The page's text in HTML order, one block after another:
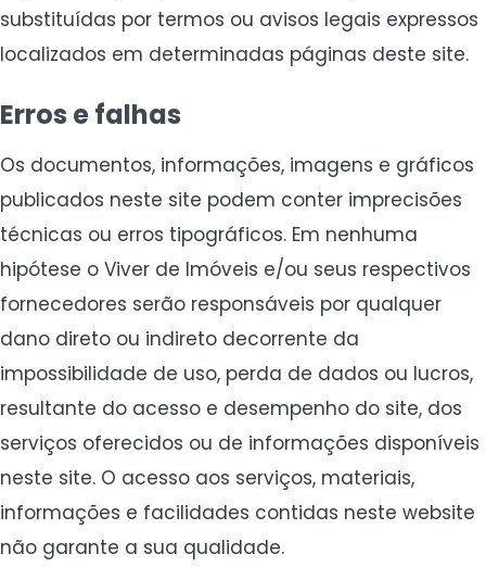
substituídas por termos ou avisos legais expressos
localizados em determinadas páginas deste site.
Erros e falhas
Os documentos, informações, imagens e gráficos
publicados neste site podem conter imprecisões
técnicas ou erros tipográficos. Em nenhuma
hipótese o Viver de Imóveis e/ou seus respectivos
fornecedores serão responsáveis por qualquer
dano direto ou indireto decorrente da
impossibilidade de uso, perda de dados ou lucros,
resultante do acesso e desempenho do site, dos
serviços oferecidos ou de informações disponíveis
neste site. O acesso aos serviços, materiais,
informações e facilidades contidas neste website
não garante a sua qualidade.